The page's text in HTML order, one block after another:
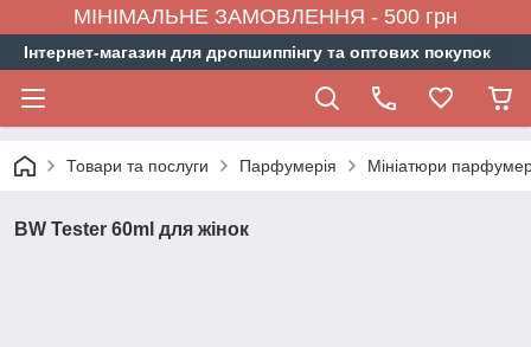
МІНІМАЛЬНЕ ЗАМОВЛЕННЯ - 500 грн
Інтернет-магазин для дропшиппінгу та оптових покупок
Товари та послуги Парфумерія Мініатюри
BW Tester 60ml для жінок